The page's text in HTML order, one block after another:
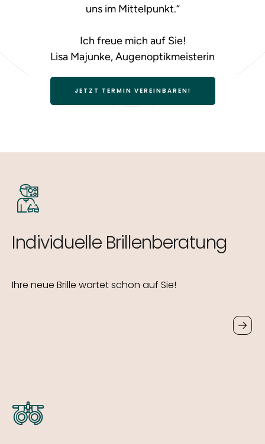
uns im Mittelpunkt.“
Ich freue mich auf Sie!
Lisa Majunke, Augenoptikmeisterin
JETZT TERMIN VEREINBAREN!
Individuelle Brillenberatung
Ihre neue Brille wartet schon auf Sie!